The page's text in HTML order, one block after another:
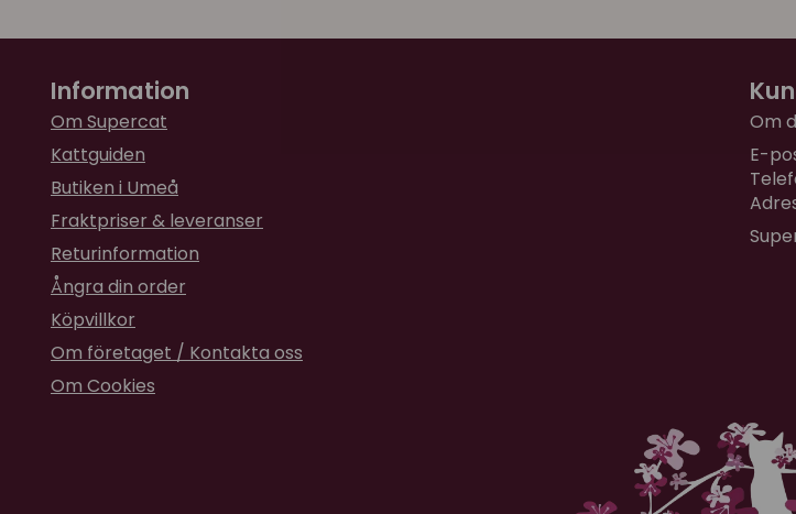
Information
Om Supercat
Kattguiden
Butiken i Umeå
Fraktpriser & leveranser
Returinformation
Ångra din order
Köpvillkor
Om företaget / Kontakta oss
Om Cookies
Om
E-